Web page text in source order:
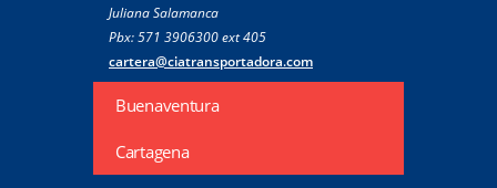
Juliana Salamanca
Pbx: 571 3906300 ext 405
cartera@ciatransportadora.com
Buenaventura
Cartagena